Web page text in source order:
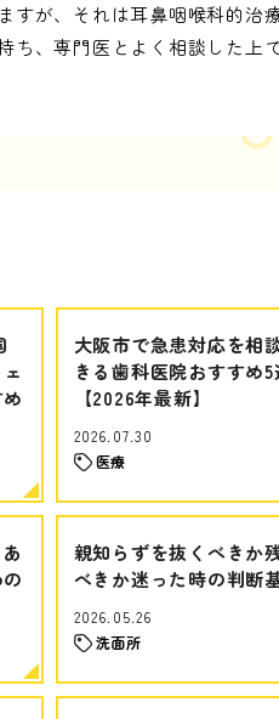
すが、それは耳鼻咽喉科的治
ち、専門医とよく相談した上
大阪市で急患対応を相
きる歯科医院おすすめ5
【2026年最新】
2026.07.30
医療
親知らずを抜くべきか
べきか迷った時の判断
2026.05.26
洗面所